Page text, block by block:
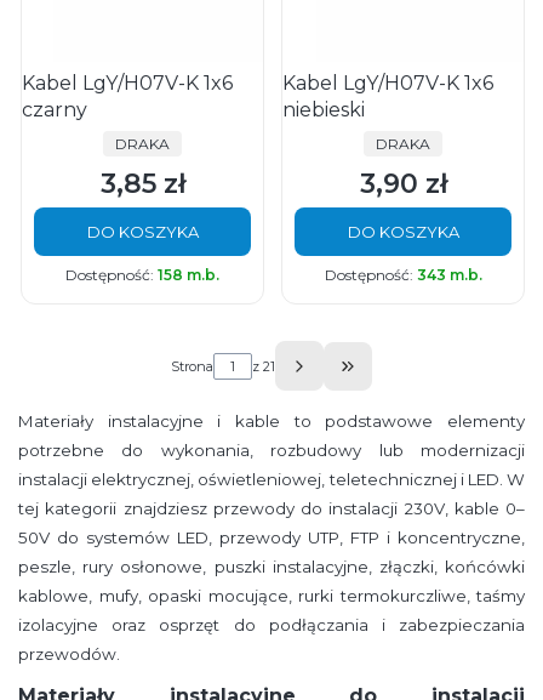
Kabel LgY/H07V-K 1x6
czarny
PRODUCENT
DRAKA
Cena
3,85 zł
DO KOSZYKA
Dostępność: 158 m.b.
Kabel LgY/H07V-K 1x6
niebieski
PRODUCENT
DRAKA
Cena
3,90 zł
DO KOSZYKA
Dostępność: 343 m.b.
Strona z 21
Przejdź do ostatniej
Materiały instalacyjne i kable to podstawowe elementy
potrzebne do wykonania, rozbudowy lub modernizacji
instalacji elektrycznej, oświetleniowej, teletechnicznej i LED. W
tej kategorii znajdziesz przewody do instalacji 230V, kable 0–
50V do systemów LED, przewody UTP, FTP i koncentryczne,
peszle, rury osłonowe, puszki instalacyjne, złączki, końcówki
kablowe, mufy, opaski mocujące, rurki termokurczliwe, taśmy
izolacyjne oraz osprzęt do podłączania i zabezpieczania
przewodów.